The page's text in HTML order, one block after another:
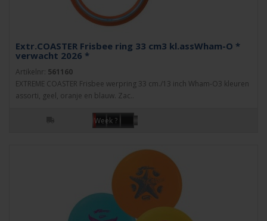
Extr.COASTER Frisbee ring 33 cm3 kl.assWham-O *
verwacht 2026 *
Artikelnr: 561160
EXTREME COASTER Frisbee werpring 33 cm./13 inch Wham-O3 kleuren
assorti, geel, oranje en blauw. Zac..
Week ?